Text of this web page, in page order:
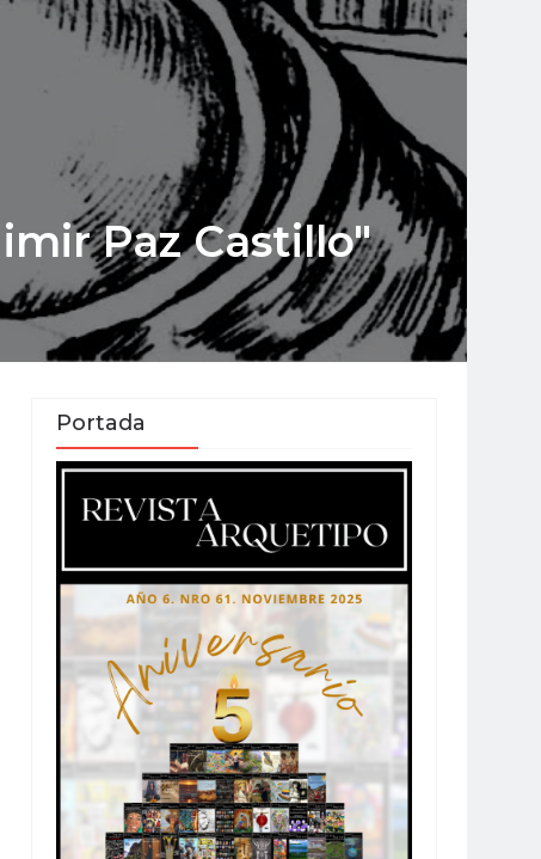
Paz Castillo"
Portada